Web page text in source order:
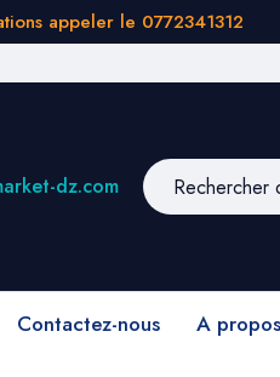
appeler le 0772341312
dz.com
Contactez-nous A